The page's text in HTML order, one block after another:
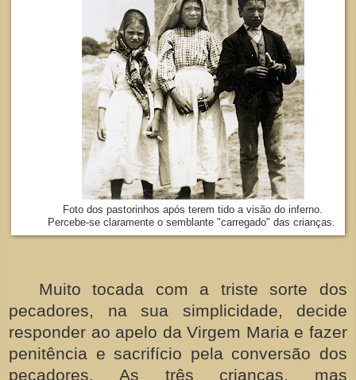
Foto dos pastorinhos após terem tido a visão do inferno.
Percebe-se claramente o semblante "carregado" das crianças.
Muito tocada com a triste sorte dos
pecadores, na sua simplicidade, decide
responder ao apelo da Virgem Maria e fazer
penitência e sacrifício pela conversão dos
pecadores. As três crianças, mas